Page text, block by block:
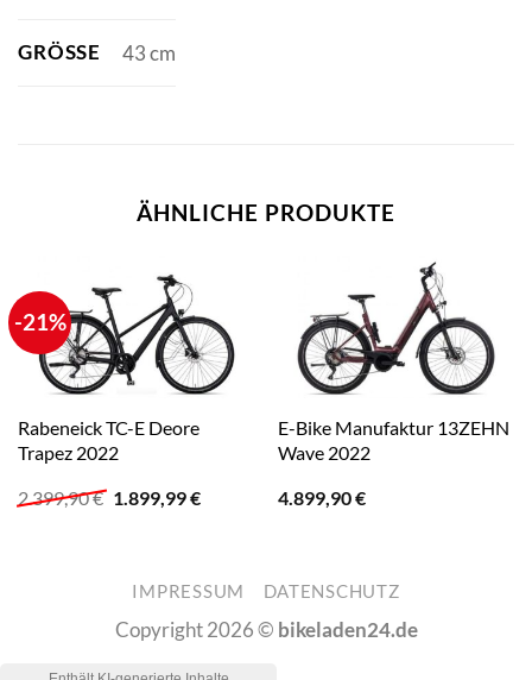
GRÖSSE 43 cm
ÄHNLICHE PRODUKTE
-21%
Rabeneick TC-E Deore
Trapez 2022
2.399,90€ Ursprünglicher
1.899,99€Aktueller
E-Bike Manufaktur 13ZEHN
Wave 2022
4.899,90€
IMPRESSUM DATENSCHUTZ
Copyright 2026 © bikeladen24.de